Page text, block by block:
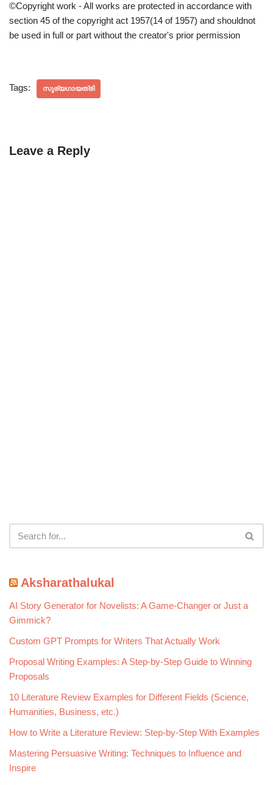
©Copyright work - All works are protected in accordance with
section 45 of the copyright act 1957(14 of 1957) and shouldnot
be used in full or part without the creator's prior permission
Tags: സൂര്യഗായത്രി
Leave a Reply
Aksharathalukal
AI Story Generator for Novelists: A Game-Changer or Just a
Gimmick?
Custom GPT Prompts for Writers That Actually Work
Proposal Writing Examples: A Step-by-Step Guide to Winning
Proposals
10 Literature Review Examples for Different Fields (Science,
Humanities, Business, etc.)
How to Write a Literature Review: Step-by-Step With Examples
Mastering Persuasive Writing: Techniques to Influence and
Inspire